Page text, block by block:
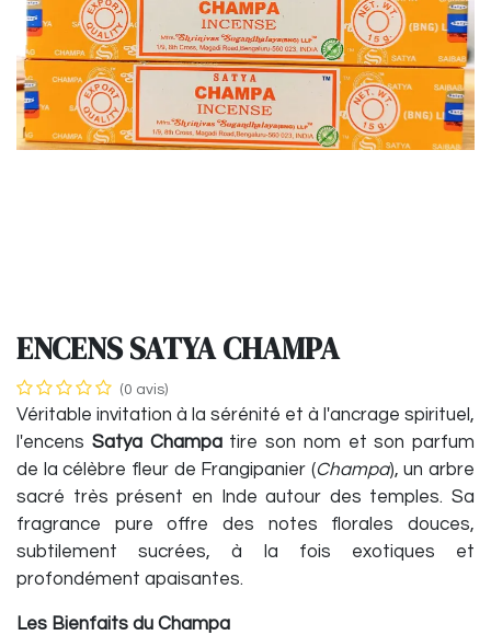
ENCENS SATYA CHAMPA
(0 avis)
Véritable invitation à la sérénité et à l'ancrage spirituel,
l'encens Satya Champatire son nom et son parfum
de la célèbre fleur de Frangipanier (Champa), un arbre
sacré très présent en Inde autour des temples. Sa
fragrance pure offre des notes florales douces,
subtilement sucrées, à la fois exotiques et
profondément apaisantes.
Les Bienfaits du Champa